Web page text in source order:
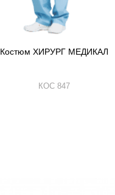
Костюм ХИРУРГ МЕДИКАЛ
КОС 847